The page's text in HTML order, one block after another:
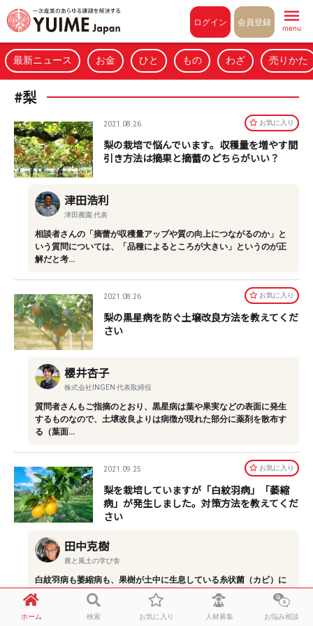
ログイン 会員登録
menu
最新ニュース お金 ひと もの わざ 売りかた
#梨
2021.08.26 お気に⼊り
梨の栽培で悩んでいます。収穫量を増やす間
引き方法は摘果と摘蕾のどちらがいい？
津田浩利
津田農園 代表
相談者さんの「摘蕾が収穫量アップや質の向上につながるのか」と
いう質問については、「品種によるところが大きい」というのが正
解だと考…
2021.08.26 お気に⼊り
梨の黒星病を防ぐ土壌改良方法を教えてくだ
さい
櫻井杏子
株式会社INGEN 代表取締役
質問者さんもご指摘のとおり、黒星病は葉や果実などの表面に発生
するものなので、土壌改良よりは病徴が現れた部分に薬剤を散布す
る（葉面…
2021.09.25 お気に⼊り
梨を栽培していますが「白紋羽病」「萎縮
病」が発生しました。対策方法を教えてくだ
さい
田中克樹
農と風土の学び舎
白紋羽病も萎縮病も、果樹が土中に生息している糸状菌（カビ）に
感染することで引き起こされる病気です。症状が悪化すると、白紋
羽病では…
ホーム 検索 お気に入り 人材募集 お悩み相談